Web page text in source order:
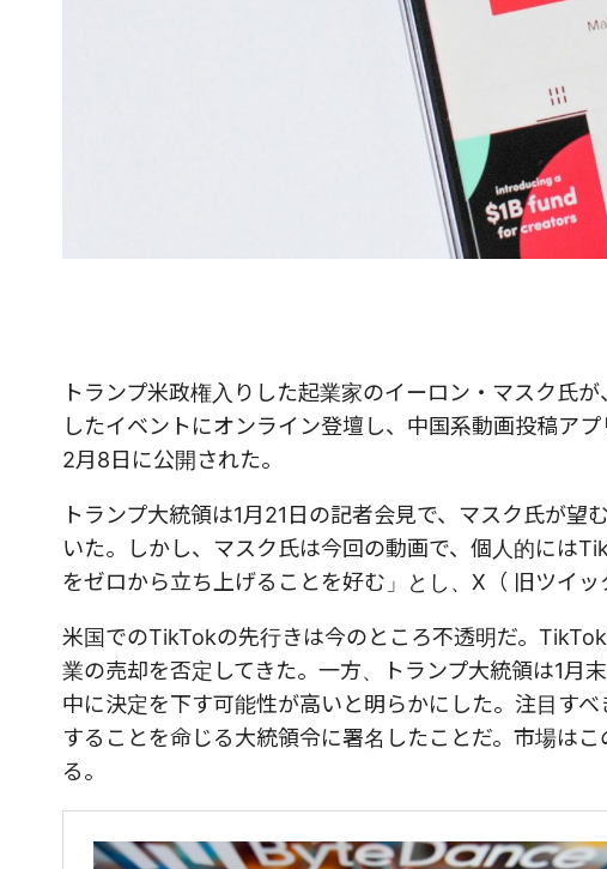
トランプ米政権入りした起業家のイーロン・マスク氏
したイベントにオンライン登壇し、中国系動画投稿ア
2月8日に公開された。
トランプ大統領は1月21日の記者会見で、マスク氏が
いた。しかし、マスク氏は今回の動画で、個人的には
をゼロから立ち上げることを好む」とし、X（ 旧ツイッ
米国でのTikTokの先行きは今のところ不透明だ。
業の売却を否定してきた。一方、トランプ大統領は1月
中に決定を下す可能性が高いと明らかにした。注目す
することを命じる大統領令に署名したことだ。市場は
る。